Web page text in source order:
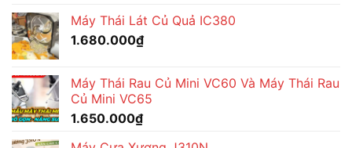
Máy Thái Lát Củ Quả IC380
1.680.000₫
Máy Thái Rau Củ Mini VC60 Và Máy Thái Rau
Củ Mini VC65
1.650.000₫